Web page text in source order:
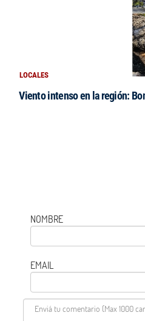
LOCALES
Viento intenso en la región:
NOMBRE
EMAIL